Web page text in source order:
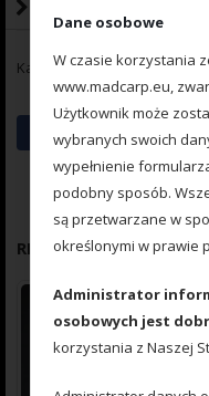
Kategoria:Method Feeder
RELATED PRODUCTS
Dane osobowe
W czasie korzystania
www.madcarp.eu,
Użytkownik może
wybranych swoich
wypełnienie
podobny sposób.
są przetwarzane w
określonymi w prawie
Administrator
osobowych jest
korzystania z Naszej